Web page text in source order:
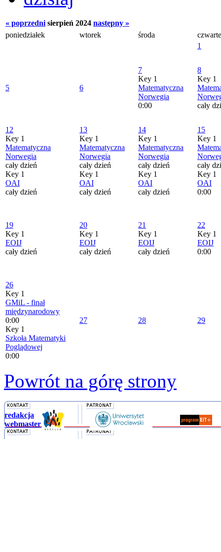
« poprzedni sierpień 2024 następny »
poniedziałek
wtorek środa
1
5 6
7
Key 1
Matematyczna
Norwegia
0:00
8
Key 1
cały
12
Key 1
Matematyczna
Norwegia
cały dzień
Key 1
OAI
cały dzień
13
Key 1
Matematyczna
Norwegia
cały dzień
Key 1
OAI
cały dzień
14
Key 1
Matematyczna
Norwegia
cały dzień
Key 1
OAI
cały dzień
15
Key 1
cały
Key 1
OAI
0:00
19
Key 1
EOIJ
cały dzień
20
Key 1
EOIJ
cały dzień
21
Key 1
EOIJ
cały dzień
22
Key 1
EOIJ
0:00
26
Key 1
GMiL - finał
międzynarodowy
0:00
Key 1
Szkoła Matematyki
Poglądowej
0:00
27 28 29
Powrót na górę strony
redakcja
webmaster